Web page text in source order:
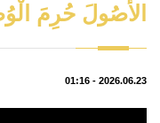
الأُصُولَ حُرِمَ
2026.06.23
-
01:16